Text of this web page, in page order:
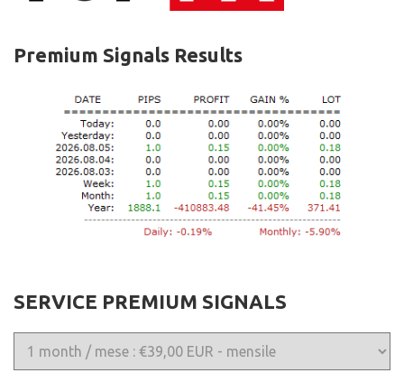
Premium Signals Results
SERVICE PREMIUM SIGNALS